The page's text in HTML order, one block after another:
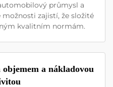
průmysl a
zajistí, že složité
kvalitním normám.
a nákladovou